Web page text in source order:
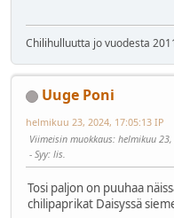
Chilihulluutta jo vuodesta
Uuge Poni
helmikuu 23, 2024, 17:05:13 IP
Viimeisin muokkaus: helmikuu
Syy: lis.
Tosi paljon on puuhaa
chilipaprikat Daisyssä